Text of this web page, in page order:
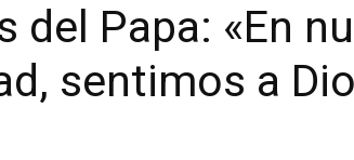
del Papa: «En
sentimos a